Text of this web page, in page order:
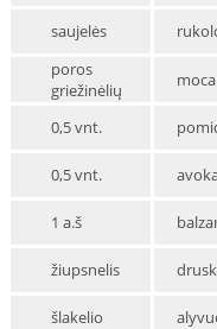
saujelės
poros
griežinėlių
0,5 vnt.
0,5 vnt.
1 a.š
žiupsnelis
šlakelio